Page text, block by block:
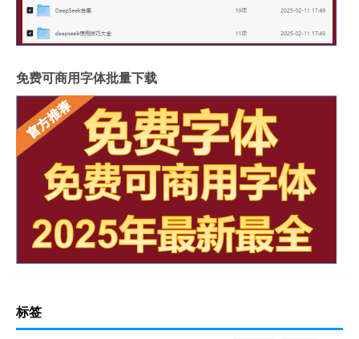
免费可商用字体批量下载
标签